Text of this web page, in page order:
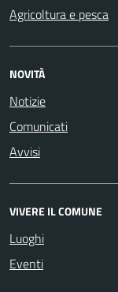
Agricoltura e pesca
NOVITÀ
Notizie
Comunicati
Avvisi
VIVERE IL COMUNE
Luoghi
Eventi